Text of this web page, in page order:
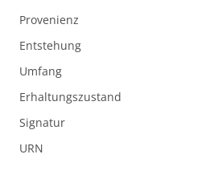
Provenienz
Entstehung
Umfang
Erhaltungszustand
Signatur
URN